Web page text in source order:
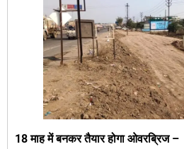
18 माह में बनकर तैयार होगा ओवरब्रिज –